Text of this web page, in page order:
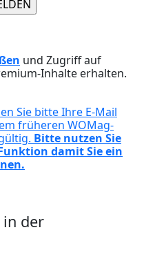
Inhalte erhalten.
Sie bitte Ihre E-Mail
früheren WOMag-
Bitte nutzen Sie
Funktion damit Sie ein
der